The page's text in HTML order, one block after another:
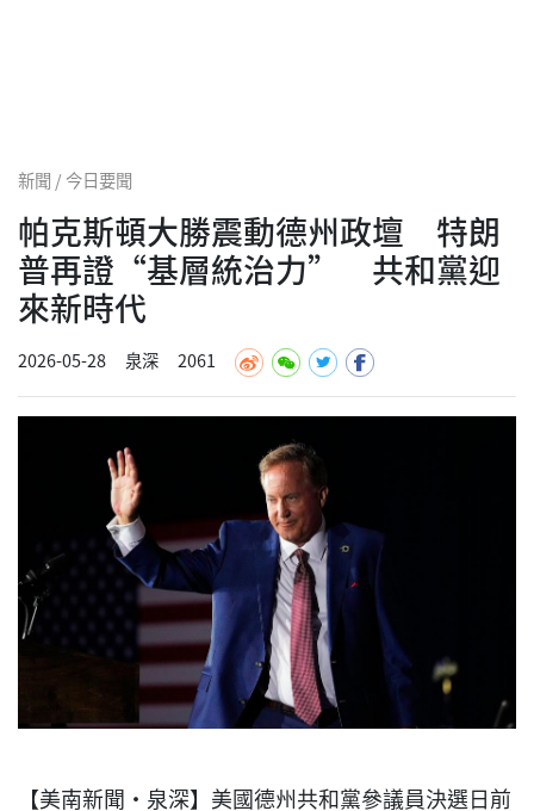
新聞 / 今日要聞
帕克斯頓大勝震動德州政壇 特朗
普再證“基層統治力” 共和黨迎
來新時代
2026-05-28 泉深 2061
【美南新聞·泉深】美國德州共和黨參議員決選日前